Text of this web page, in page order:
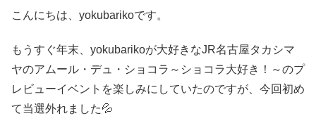
こんにちは、yokubarikoです。
もうすぐ年末、yokubarikoが大好きなJR名古屋タカシマ
ヤのアムール・デュ・ショコラ～ショコラ大好き！～のプ
レビューイベントを楽しみにしていたのですが、今回初め
て当選外れました💦